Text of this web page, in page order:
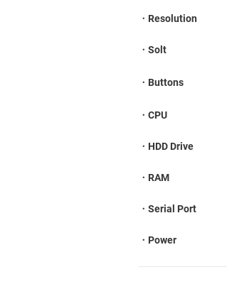
ㆍResolution
ㆍSolt
ㆍButtons
ㆍCPU
ㆍHDD Drive
ㆍRAM
ㆍSerial Port
ㆍPower